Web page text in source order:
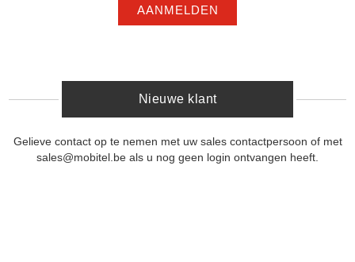
AANMELDEN
Nieuwe klant
Gelieve contact op te nemen met uw sales contactpersoon of met
sales@mobitel.be als u nog geen login ontvangen heeft.